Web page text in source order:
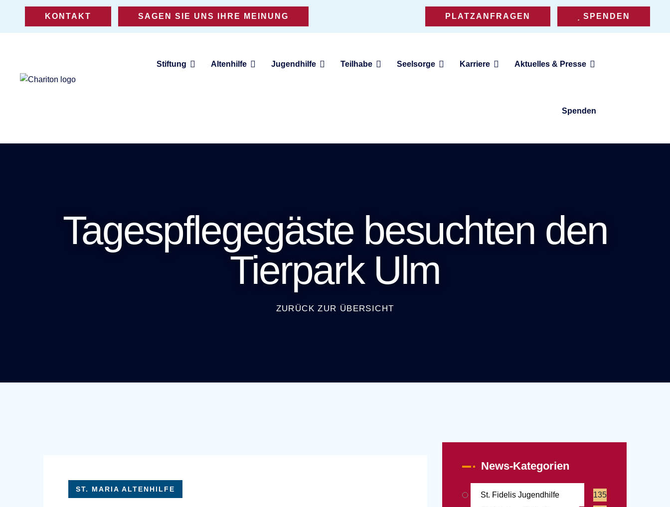
KONTAKT SAGEN SIE UNS IHRE MEINUNG PLATZANFRAGEN SPENDEN
Stiftung Altenhilfe Jugendhilfe Teilhabe Seelsorge Karriere Aktuelles & Presse
Spenden
Tagespflegegäste besuchten den
Tierpark Ulm
ZURÜCK ZUR ÜBERSICHT
ST. MARIA ALTENHILFE
News-Kategorien
St. Fidelis Jugendhilfe
135